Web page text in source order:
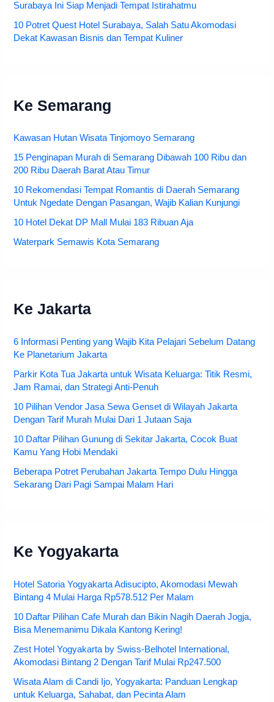
Surabaya Ini Siap Menjadi Tempat Istirahatmu
10 Potret Quest Hotel Surabaya, Salah Satu Akomodasi
Dekat Kawasan Bisnis dan Tempat Kuliner
Ke Semarang
Kawasan Hutan Wisata Tinjomoyo Semarang
15 Penginapan Murah di Semarang Dibawah 100 Ribu dan
200 Ribu Daerah Barat Atau Timur
10 Rekomendasi Tempat Romantis di Daerah Semarang
Untuk Ngedate Dengan Pasangan, Wajib Kalian Kunjungi
10 Hotel Dekat DP Mall Mulai 183 Ribuan Aja
Waterpark Semawis Kota Semarang
Ke Jakarta
6 Informasi Penting yang Wajib Kita Pelajari Sebelum Datang
Ke Planetarium Jakarta
Parkir Kota Tua Jakarta untuk Wisata Keluarga: Titik Resmi,
Jam Ramai, dan Strategi Anti-Penuh
10 Pilihan Vendor Jasa Sewa Genset di Wilayah Jakarta
Dengan Tarif Murah Mulai Dari 1 Jutaan Saja
10 Daftar Pilihan Gunung di Sekitar Jakarta, Cocok Buat
Kamu Yang Hobi Mendaki
Beberapa Potret Perubahan Jakarta Tempo Dulu Hingga
Sekarang Dari Pagi Sampai Malam Hari
Ke Yogyakarta
Hotel Satoria Yogyakarta Adisucipto, Akomodasi Mewah
Bintang 4 Mulai Harga Rp578.512 Per Malam
10 Daftar Pilihan Cafe Murah dan Bikin Nagih Daerah Jogja,
Bisa Menemanimu Dikala Kantong Kering!
Zest Hotel Yogyakarta by Swiss-Belhotel International,
Akomodasi Bintang 2 Dengan Tarif Mulai Rp247.500
Wisata Alam di Candi Ijo, Yogyakarta: Panduan Lengkap
untuk Keluarga, Sahabat, dan Pecinta Alam